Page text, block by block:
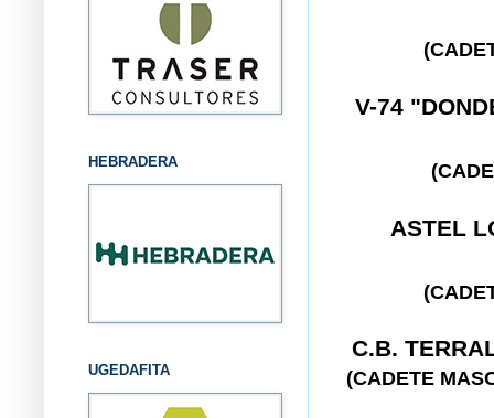
V-74
ASTEL
C.B.
(CADETE
HEBRADERA
UGEDAFITA